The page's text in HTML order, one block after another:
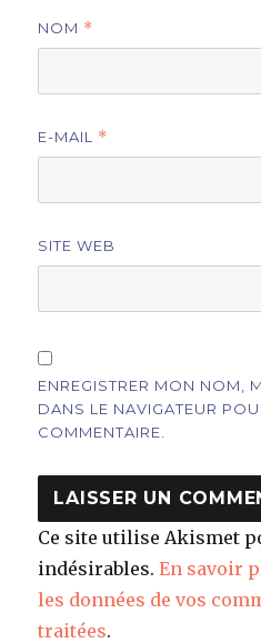
NOM *
E-MAIL *
SITE WEB
ENREGISTRER MON NOM,
DANS LE NAVIGATEUR
COMMENTAIRE.
Ce site utilise Akismet
indésirables.En savoir
les données de vos
traitées.